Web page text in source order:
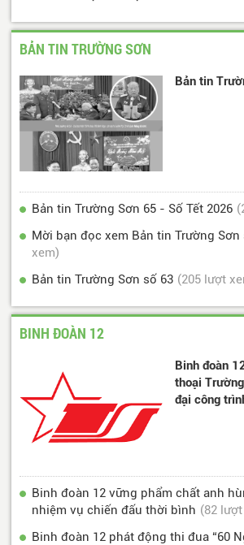
BẢN TIN TRƯỜNG SƠN
Bản tin
Bản tin Trường Sơn 65 - Số Tết 2026
Mời bạn đọc xem Bản tin Trường Sơn
xem)
Bản tin Trường Sơn số 63 (205 lượt
BINH ĐOÀN 12
Binh đoàn
thoại
đại công
Binh đoàn 12 vững phẩm chất anh
nhiệm vụ chiến đấu thời bình (82
Binh đoàn 12 phát động thi đua “60